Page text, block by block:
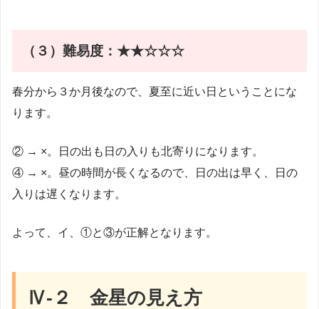
（３）難易度：★★☆☆☆
春分から３か月後なので、夏至に近い日ということにな
ります。
② → ×。日の出も日の入りも北寄りになります。
④ → ×。昼の時間が長くなるので、日の出は早く、日の
入りは遅くなります。
よって、イ、①と③が正解となります。
Ⅳ-２ 金星の見え方